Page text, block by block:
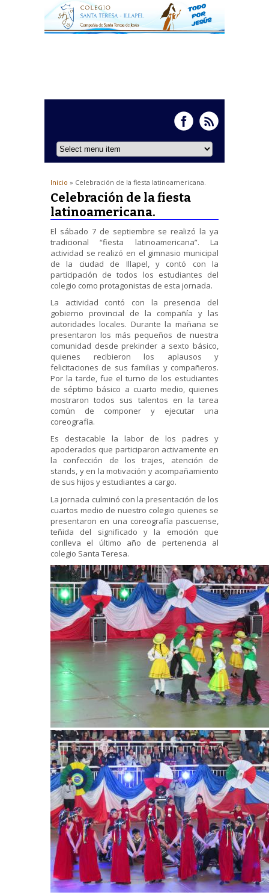
Inicio » Celebración de la fiesta latinoamericana.
Celebración de la fiesta
latinoamericana.
El sábado 7 de septiembre se realizó la ya
tradicional “fiesta latinoamericana”. La
actividad se realizó en el gimnasio municipal
de la ciudad de Illapel, y contó con la
participación de todos los estudiantes del
colegio como protagonistas de esta jornada.
La actividad contó con la presencia del
gobierno provincial de la compañía y las
autoridades locales. Durante la mañana se
presentaron los más pequeños de nuestra
comunidad desde prekinder a sexto básico,
quienes recibieron los aplausos y
felicitaciones de sus familias y compañeros.
Por la tarde, fue el turno de los estudiantes
de séptimo básico a cuarto medio, quienes
mostraron todos sus talentos en la tarea
común de componer y ejecutar una
coreografía.
Es destacable la labor de los padres y
apoderados que participaron activamente en
la confección de los trajes, atención de
stands, y en la motivación y acompañamiento
de sus hijos y estudiantes a cargo.
La jornada culminó con la presentación de los
cuartos medio de nuestro colegio quienes se
presentaron en una coreografía pascuense,
teñida del significado y la emoción que
conlleva el último año de pertenencia al
colegio Santa Teresa.